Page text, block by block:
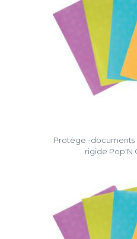
Protège -documents
rigide Pop'N